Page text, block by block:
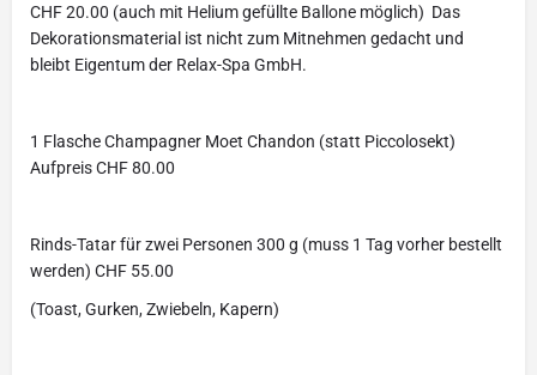
CHF 20.00 (auch mit Helium gefüllte Ballone möglich) Das
Dekorationsmaterial ist nicht zum Mitnehmen gedacht und
bleibt Eigentum der Relax-Spa GmbH.
1 Flasche Champagner Moet Chandon (statt Piccolosekt)
Aufpreis CHF 80.00
Rinds-Tatar für zwei Personen 300 g (muss 1 Tag vorher bestellt
werden) CHF 55.00
(Toast, Gurken, Zwiebeln, Kapern)